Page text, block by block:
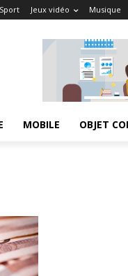
Sport Jeux vidéo Musique
MOBILE OBJET